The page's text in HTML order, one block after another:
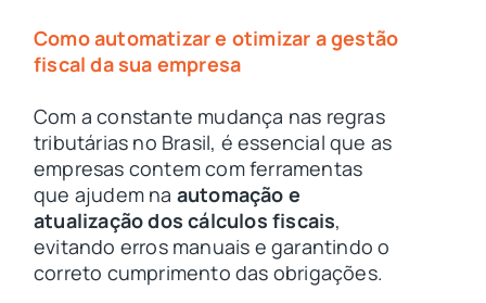
Como automatizar e otimizar a gestão
fiscal da sua empresa
Com a constante mudança nas regras
tributárias no Brasil, é essencial que as
empresas contem com ferramentas
que ajudem na automação e
atualização dos cálculos fiscais,
evitando erros manuais e garantindo o
correto cumprimento das obrigações.